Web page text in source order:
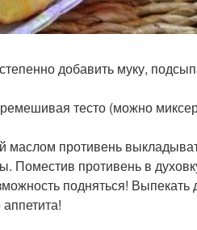
добавить муку,
тесто (можно
маслом противень
Поместив противень в
подняться! Выпекать